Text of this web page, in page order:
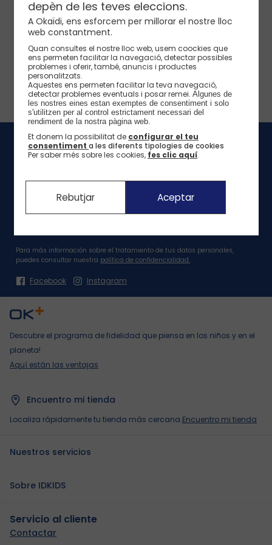
Selección
Lo aprovecho > Ver camisetas >
Selección
Lo aprovecho > Ver camisetas >
Selección
Nuestro consejo
Lo aprovecho > Ver vestidos >
Selección
Nuestro consejo
Lo aprovecho > Pantalones cortos >
Nuestras marcas
La marca Okaïdi
Nuestro compromiso
Nuestros compromisos con el medio ambiente
Nuestras acciones de solidaridad
Síguenos
Para más información sobre el tratamiento de tus datos personales,
puedes consultar nuestra política de confidencialidad.
Facebook Instagram
Descubre el programa de fidelidad que piensa en los niños y en el
planeta!
Aquí están las ventajas
Encuentro mi tienda
Localiza rápidamente tu tienda más cercana.Encuentro mi tienda
Nuestros servicios
Sobre IDKIDS
Servicio al cliente
Contactar
depèn de les teves eleccions.
A Okaïdi, ens esforcem per millorar el nostre lloc
web constantment.
Quan consultes el nostre lloc web, usem coockies que
ens permeten facilitar la navegació, detectar possibles
problemes i oferir, també, anuncis i productes
personalitzats.
Aquestes ens permeten facilitar la teva navegació,
detectar problemes eventuals i posar remei. Algunes de
les nostres eines estan exemptes de consentiment i solo
s'utilitzen per al control estrictament necessari del
rendiment de la nostra pàgina web.
Et donem la possibilitat de configurar el teu
consentiment a les diferents tipologies de cookies
Per saber més sobre les cookies, fes clic aquí.
Rebutjar Aceptar